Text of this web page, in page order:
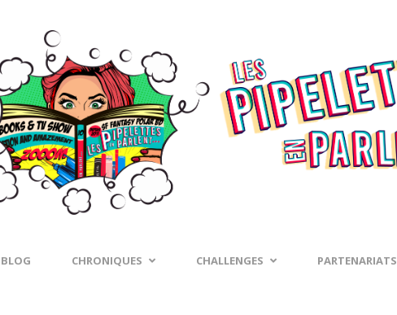
BLOG CHRONIQUES CHALLENGES PARTENARIATS